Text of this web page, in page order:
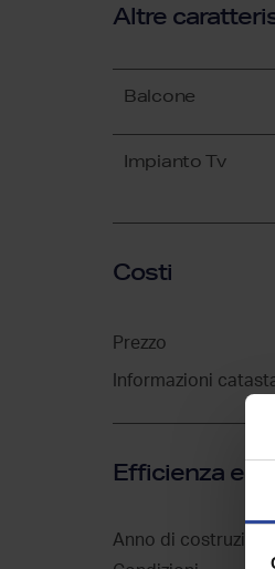
Altre
Balcone
Impianto Tv
Costi
Prezzo
Informazioni
Efficienza
Anno di costruzione